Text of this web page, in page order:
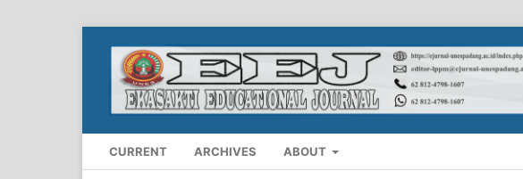
CURRENT ARCHIVES ABOUT